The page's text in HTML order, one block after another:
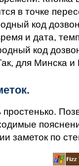
в точке
код
и дата,
код
для Минска
заметок по